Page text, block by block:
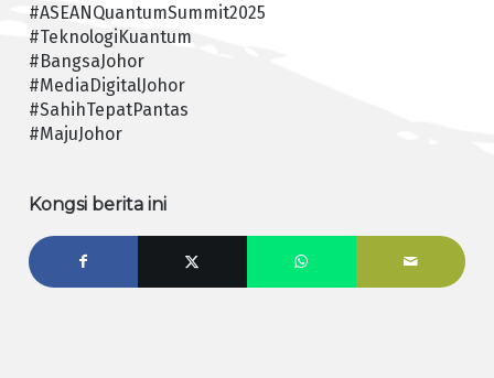
#ASEANQuantumSummit2025
#TeknologiKuantum
#BangsaJohor
#MediaDigitalJohor
#SahihTepatPantas
#MajuJohor
Kongsi berita ini